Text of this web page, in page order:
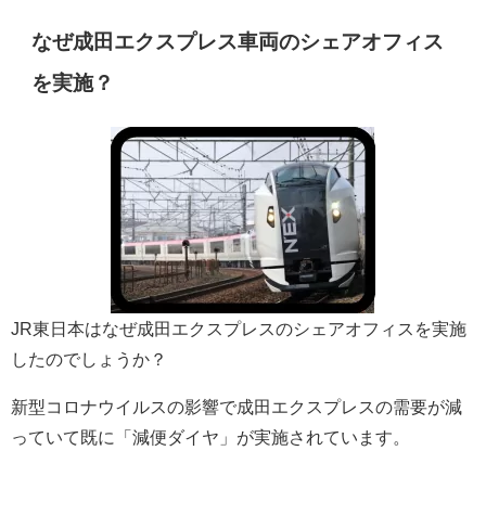
なぜ成田エクスプレス車両のシェアオフィス
を実施？
JR東日本はなぜ成田エクスプレスのシェアオフィスを実施
したのでしょうか？
新型コロナウイルスの影響で成田エクスプレスの需要が減
っていて既に「減便ダイヤ」が実施されています。